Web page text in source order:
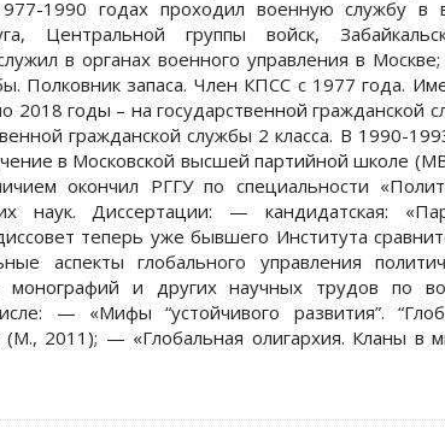
1990 годах проходил военную службу в
Центральной группы войск,
в органах военного управления в
Полковник запаса. Член КПСС с 1977 года.
годы – на государственной гражданской
гражданской службы 2 класса. В 1990-
в Московской высшей партийной школе
окончил РГГУ по специальности
наук. Диссертации: — кандидатская:
теперь уже бывшего Института
аспекты глобального управления
и других научных трудов по
— «Мифы “устойчивого развития”.
(М., 2011); — «Глобальная олигархия. Кланы в